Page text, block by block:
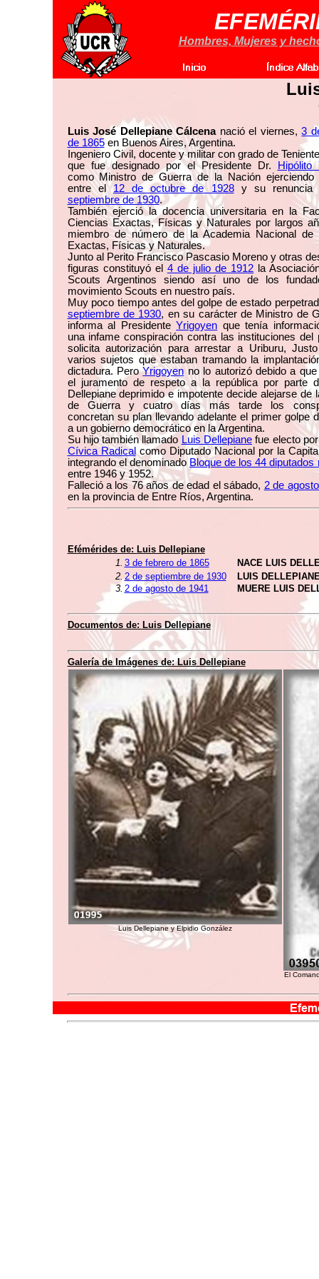
Hombres, Mujeres y
Luis José Dellepiane Cálcenanació el viernes,3
de 1865en Buenos Aires, Argentina.
Ingeniero Civil, docente y militar con grado de
que fue designado por el Presidente Dr.
Hipólito
como Ministro de Guerra de la Nación ejerciendo
entre el12 de octubre de 1928y su
septiembre de 1930.
También ejerció la docencia universitaria en la
Ciencias Exactas, Físicas y Naturales por largos
miembro de número de la Academia Nacional de
Exactas, Físicas y Naturales.
Junto al Perito Francisco Pascasio Moreno y otras
figuras constituyó el 4 de julio de 1912 la
Scouts Argentinos siendo así uno de los
movimiento Scouts en nuestro país.
Muy poco tiempo antes del golpe de estado
septiembre de 1930, en su carácter de Ministro de
informa al PresidenteYrigoyen que tenía
una infame conspiración contra las instituciones
solicita autorización para arrestar a Uriburu,
varios sujetos que estaban tramando la
dictadura. PeroYrigoyen no lo autorizó debido a
el juramento de respeto a la república por parte
Dellepiane deprimido e impotente decide alejarse de
de Guerra y cuatro días más tarde los
concretan su plan llevando adelante el primer golpe
a un gobierno democrático en la Argentina.
Su hijo también llamado Luis Dellepiane fue electo
Cívica Radicalcomo Diputado Nacional por la
integrando el denominado Bloque de los 44 diputados
entre 1946 y 1952.
Falleció a los 76 años de edad el sábado, 2 de
en la provincia de Entre Ríos, Argentina.
Efémérides de: Luis Dellepiane
1. 3 de febrero de 1865
NACE LUIS
2.2 de septiembre de 1930
LUIS
3. 2 de agosto de 1941 MUERE LUIS
Documentos de: Luis Dellepiane
Galería de Imágenes de:Luis Dellepiane
Luis Dellepiane y Elpidio González
El